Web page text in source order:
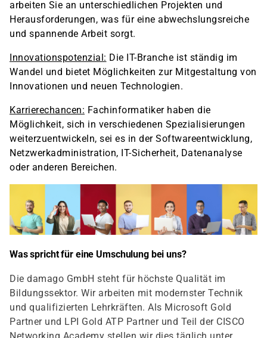
arbeiten Sie an unterschiedlichen Projekten und
Herausforderungen, was für eine abwechslungsreiche
und spannende Arbeit sorgt.
Innovationspotenzial: Die IT-Branche ist ständig im
Wandel und bietet Möglichkeiten zur Mitgestaltung von
Innovationen und neuen Technologien.
Karrierechancen: Fachinformatiker haben die
Möglichkeit, sich in verschiedenen Spezialisierungen
weiterzuentwickeln, sei es in der Softwareentwicklung,
Netzwerkadministration, IT-Sicherheit, Datenanalyse
oder anderen Bereichen.
Was spricht für eine Umschulung bei uns?
Die damago GmbH steht für höchste Qualität im
Bildungssektor. Wir arbeiten mit modernster Technik
und qualifizierten Lehrkräften. Als Microsoft Gold
Partner und LPI Gold ATP Partner und Teil der CISCO